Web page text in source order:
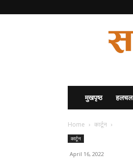
मुखपृष्ठ हलचल
Home कार्टून
कार्टून
April 16, 2022